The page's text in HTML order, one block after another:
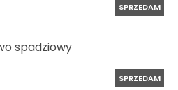
SPRZEDAM
spadziowy
SPRZEDAM